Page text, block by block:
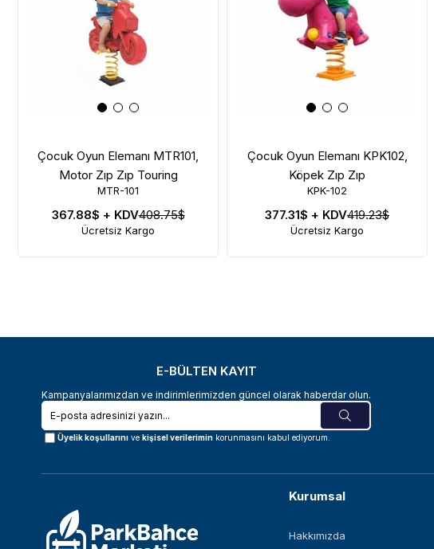
Çocuk Oyun Elemanı MTR101,
Motor Zıp Zıp Touring
MTR-101
367.88$ + KDV408.75$
Ücretsiz Kargo
Çocuk Oyun Elemanı KPK102,
Köpek Zıp Zıp
KPK-102
377.31$ + KDV419.23$
Ücretsiz Kargo
E-BÜLTEN KAYIT
Kampanyalarımızdan ve indirimlerimizden güncel olarak haberdar olun.
Üyelik koşullarını ve kişisel verilerimin korunmasını kabul ediyorum.
Kurumsal
Hakkımızda